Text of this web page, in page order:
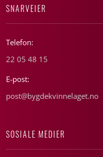
SNARVEIER
Telefon:
22 05 48 15
E-post:
post@bygdekvinnelaget.no
SOSIALE MEDIER